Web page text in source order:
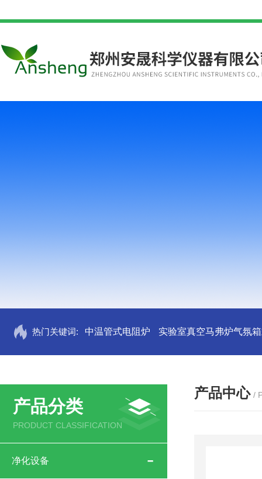
热门关键词: 中温管式电阻炉 实验室真空马弗炉气氛
产品分类
PRODUCT CLASSIFICATION
净化设备
产品中心 /